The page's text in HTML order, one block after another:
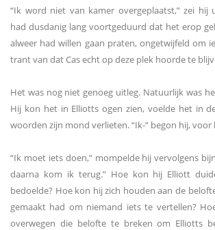
“Ik word niet van kamer overgeplaatst,” zei hij
had dusdanig lang voortgeduurd dat het erop
alweer had willen gaan praten, ongetwijfeld om
trant van dat Cas echt op deze plek hoorde te
Het was nog niet genoeg uitleg. Natuurlijk was
Hij kon het in Elliotts ogen zien, voelde het in
woorden zijn mond verlieten. “Ik-” begon hij,
“Ik moet iets doen,” mompelde hij vervolgens
daarna kom ik terug.” Hoe kon hij Elliott
bedoelde? Hoe kon hij zich houden aan de
gemaakt had om niemand iets te vertellen?
overwegen die belofte te breken om Elliotts